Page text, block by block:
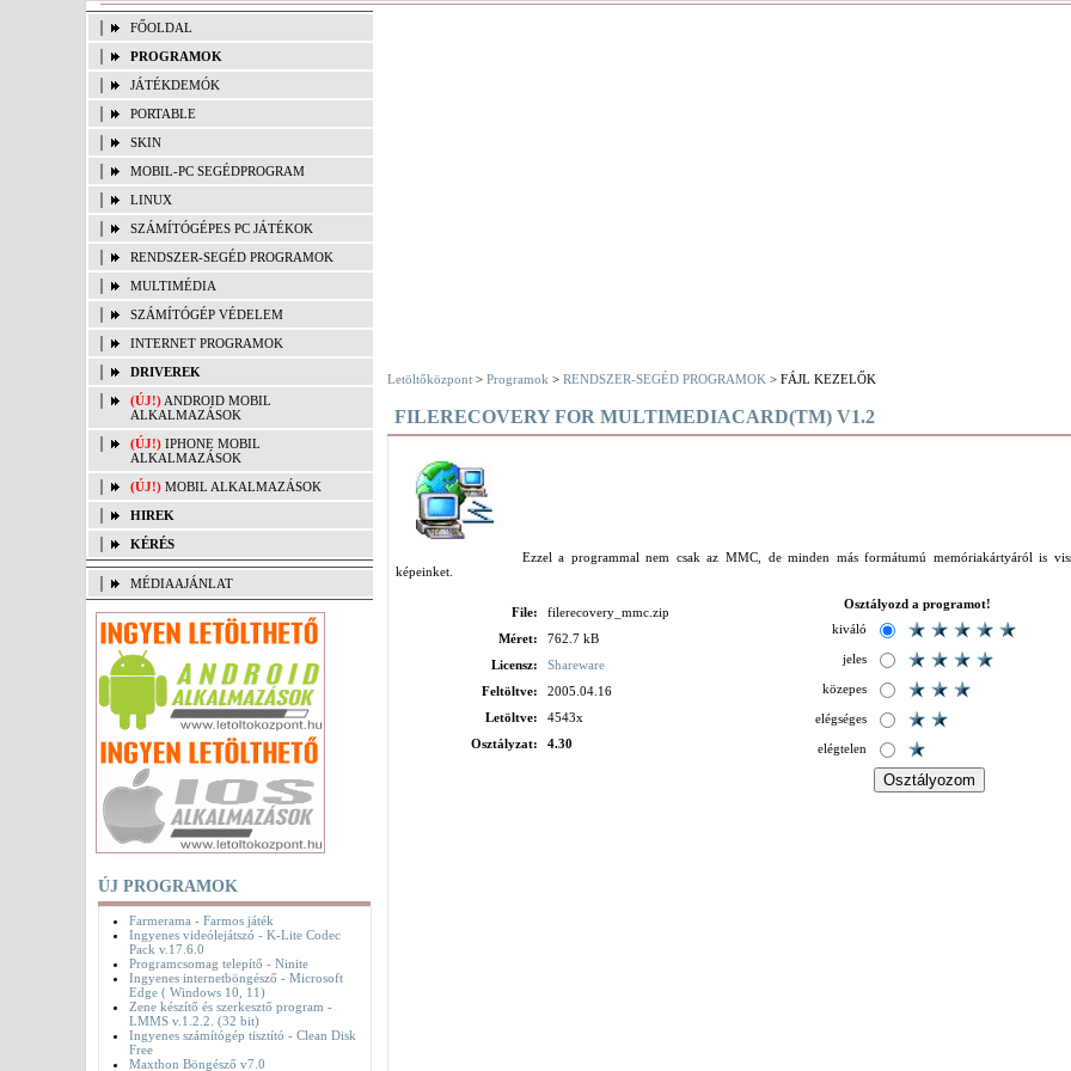
FŐOLDAL
PROGRAMOK
JÁTÉKDEMÓK
PORTABLE
SKIN
MOBIL-PC SEGÉDPROGRAM
LINUX
SZÁMÍTÓGÉPES PC JÁTÉKOK
RENDSZER-SEGÉD PROGRAMOK
MULTIMÉDIA
SZÁMÍTÓGÉP VÉDELEM
INTERNET PROGRAMOK
DRIVEREK
(ÚJ!) ANDROID MOBIL
ALKALMAZÁSOK
(ÚJ!) IPHONE MOBIL
ALKALMAZÁSOK
(ÚJ!) MOBIL ALKALMAZÁSOK
HIREK
KÉRÉS
MÉDIAAJÁNLAT
ÚJ PROGRAMOK
Farmerama - Farmos játék
Ingyenes videólejátszó - K-Lite Codec
Pack v.17.6.0
Programcsomag telepítő - Ninite
Ingyenes internetböngésző - Microsoft
Edge ( Windows 10, 11)
Zene készítő és szerkesztő program -
LMMS v.1.2.2. (32 bit)
Ingyenes számítógép tisztító - Clean Disk
Free
Maxthon Böngésző v7.0
Letöltőközpont > Programok > RENDSZER-SEGÉD PROGRAMOK > FÁJL KEZELŐK
FILERECOVERY FOR MULTIMEDIACARD(TM) V1.2
Ezzel a programmal nem csak az MMC, de minden más formátumú memóriakártyáról is
képeinket.
File:
filerecovery_mmc.zip
Méret:
762.7 kB
Licensz:
Shareware
Feltöltve:
2005.04.16
Letöltve:
4543x
Osztályzat:
4.30
Osztályozd a programot!
kiváló
jeles
közepes
elégséges
elégtelen